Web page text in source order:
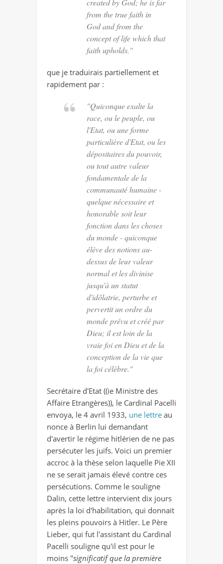
from the true faith in
God and from the
concept of life which that
faith upholds."
que je traduirais partiellement et
rapidement par :
"Quiconque exalte la
race, ou le peuple, ou
l'Etat, ou une forme
particulière d'Etat, ou les
dépositaires du pouvoir,
ou tout autre valeur
fondamentale de la
communauté humaine -
quelque nécessaire et
honorable soit leur
fonction dans les choses
du monde - quiconque
élève des notions au-
dessus de leur valeur
normal et les divinise
jusqu'à un statut
d'idôlatrie, perturbe et
pervertit un ordre du
monde prévu et créé par
Dieu; il est loin de la
vraie foi en Dieu et de la
conception de la vie que
la foi célèbre."
Secrétaire d'Etat ((ie Ministre des
Affaire Etrangères)), le Cardinal Pacelli
envoya, le 4 avril 1933, une lettre au
nonce à Berlin lui demandant
d'avertir le régime hitlérien de ne pas
persécuter les juifs. Voici un premier
accroc à la thèse selon laquelle Pie XII
ne se serait jamais élevé contre ces
persécutions. Comme le souligne
Dalin, cette lettre intervient dix jours
après la loi d'habilitation, qui donnait
les pleins pouvoirs à Hitler. Le Père
Lieber, qui fut l'assistant du Cardinal
Pacelli souligne qu'il est pour le
moins "significatif que la première